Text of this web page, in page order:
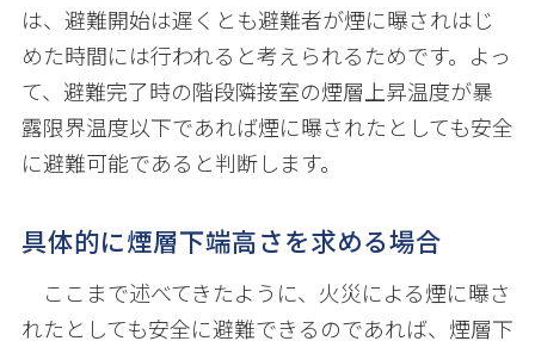
は、避難開始は遅くとも避難者が煙に曝されはじ
めた時間には行われると考えられるためです。よっ
て、避難完了時の階段隣接室の煙層上昇温度が暴
露限界温度以下であれば煙に曝されたとしても安全
に避難可能であると判断します。
具体的に煙層下端高さを求める場合
ここまで述べてきたように、火災による煙に曝さ
れたとしても安全に避難できるのであれば、煙層下